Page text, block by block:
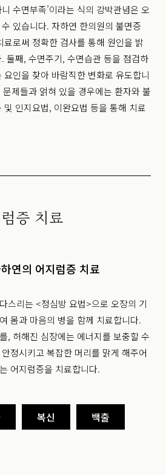
수면부족’이라는 식의 강박관념은 오
있습니다. 자하연 한의원의 불면증
료로써 정확한 검사를 통해 원인을 밝
둘째, 수면주기, 수면습관 등을 점검하
인을 찾아 바람직한 변화로 유도합니
제들과 얽혀 있을 경우에는 환자와 불
및 인지요법, 이완요법 등을 통해 치료
증 치료
연의 어지럼증 치료
스리는 <정심방 요법>으로 오장의 기
몸과 마음의 병을 함께 치료합니다.
, 허해진 심장에는 에너지를 보충할 수
정시키고 복잡한 머리를 맑게 해주어
어지럼증을 치료합니다.
복신 백출